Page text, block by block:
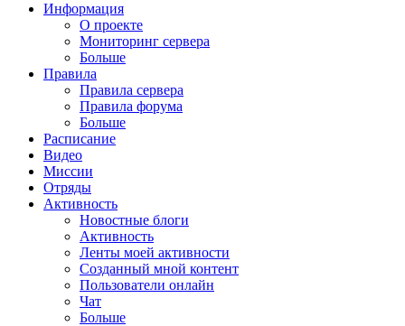
Информация
О проекте
Мониторинг сервера
Больше
Правила
Правила сервера
Правила форума
Больше
Расписание
Видео
Миссии
Отряды
Активность
Новостные блоги
Активность
Ленты моей активности
Созданный мной контент
Пользователи онлайн
Чат
Больше